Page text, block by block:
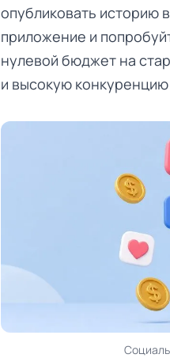
опубликовать историю
приложение и
нулевой бюджет на
и высокую